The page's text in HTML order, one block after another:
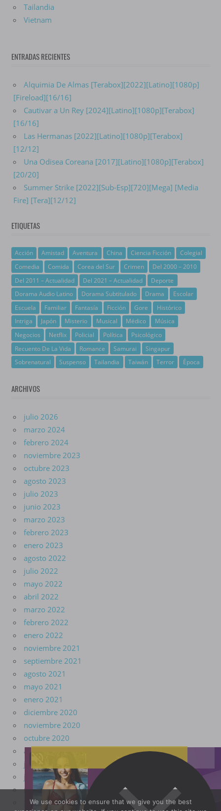
Tailandia
Vietnam
ENTRADAS RECIENTES
Alquimia De Almas [Terabox][2022][Latino][1080p]
[Fireload][16/16]
Cautivar a Un Rey [2024][Latino][1080p][Terabox]
[16/16]
Las Hermanas [2022][Latino][1080p][Terabox]
[12/12]
Una Odisea Coreana [2017][Latino][1080p][Terabox]
[20/20]
Summer Strike [2022][Sub-Esp][720][Mega] [Media
Fire] [Tera][12/12]
ETIQUETAS
Acción Amistad Aventura China Ciencia Ficción
Colegial
Comedia
Comida Corea del Sur Crimen
Del 2000 – 2010
Del 2011 – Actualidad
Del 2021 – Actualidad
Deporte
Dorama Audio Latino
Dorama Subtitulado Drama
Escolar
Escuela
Familiar Fantasía Ficción Gore
Histórico
Intriga
Japón Misterio Musical Médico
Música
Negocios
Netflix Policial Política
Psicológico
Recuento De La Vida
Romance Samurai
Singapur
Sobrenatural
Suspenso Tailandia Taiwán Terror Época
ARCHIVOS
julio 2026
marzo 2024
febrero 2024
noviembre 2023
octubre 2023
agosto 2023
julio 2023
junio 2023
marzo 2023
febrero 2023
enero 2023
agosto 2022
julio 2022
mayo 2022
abril 2022
marzo 2022
febrero 2022
enero 2022
noviembre 2021
septiembre 2021
agosto 2021
mayo 2021
enero 2021
diciembre 2020
noviembre 2020
octubre 2020
agosto 2020
julio 2020
junio 2020
marzo 2020
febrero 2020
We use cookies to ensure that we give you the best